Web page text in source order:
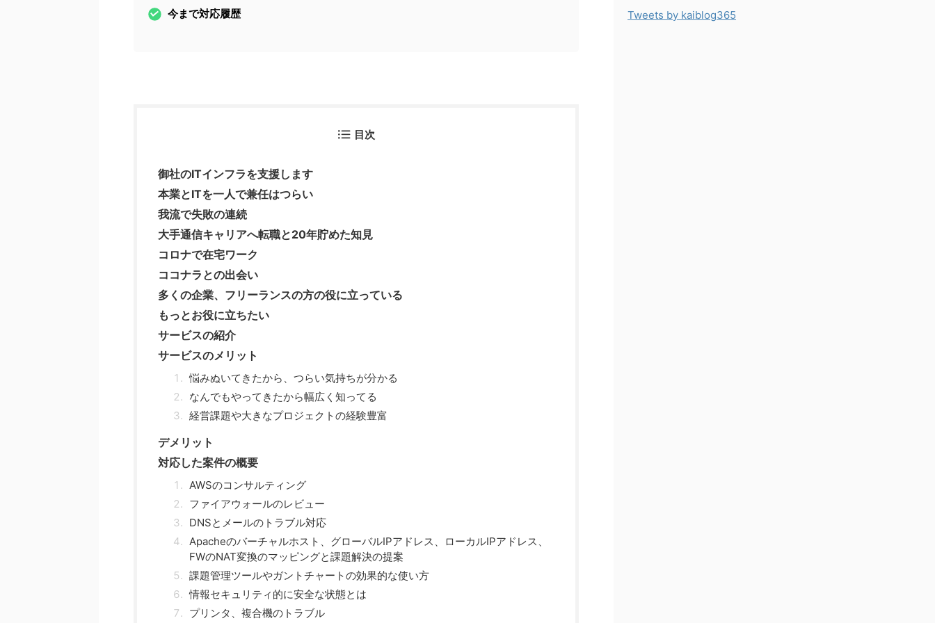
今まで対応履歴
目次
御社のITインフラを支援します
本業とITを一人で兼任はつらい
我流で失敗の連続
大手通信キャリアへ転職と20年貯めた知見
コロナで在宅ワーク
ココナラとの出会い
多くの企業、フリーランスの方の役に立っている
もっとお役に立ちたい
サービスの紹介
サービスのメリット
悩みぬいてきたから、つらい気持ちが分かる
なんでもやってきたから幅広く知ってる
経営課題や大きなプロジェクトの経験豊富
デメリット
対応した案件の概要
AWSのコンサルティング
ファイアウォールのレビュー
DNSとメールのトラブル対応
Apacheのバーチャルホスト、グローバルIPアドレス、ローカルIPアドレス、
FWのNAT変換のマッピングと課題解決の提案
課題管理ツールやガントチャートの効果的な使い方
情報セキュリティ的に安全な状態とは
プリンタ、複合機のトラブル
Tweets by kaiblog365